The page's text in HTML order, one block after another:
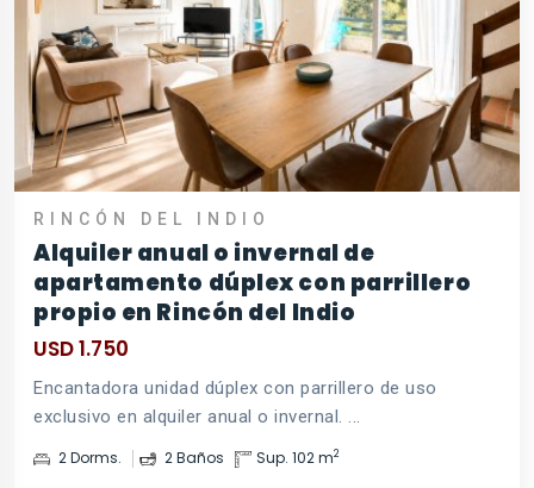
RINCÓN DEL INDIO
Alquiler anual o invernal de
apartamento dúplex con parrillero
propio en Rincón del Indio
USD 1.750
Encantadora unidad dúplex con parrillero de uso
exclusivo en alquiler anual o invernal. ...
2 Dorms. 2 Baños Sup. 102 m2